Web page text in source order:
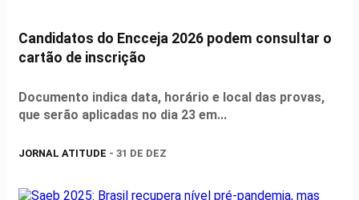
Candidatos do Encceja 2026 podem consultar o
cartão de inscrição
Documento indica data, horário e local das provas,
que serão aplicadas no dia 23 em...
JORNAL ATITUDE - 31 DE DEZ